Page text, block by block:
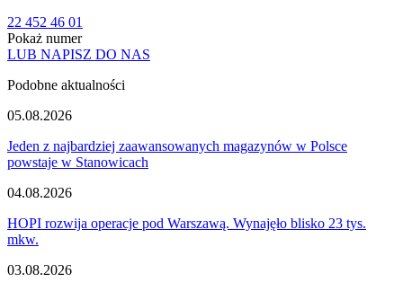
22 452 46 01
Pokaż numer
LUB NAPISZ DO NAS
Podobne aktualności
05.08.2026
Jeden z najbardziej zaawansowanych magazynów w Polsce
powstaje w Stanowicach
04.08.2026
HOPI rozwija operacje pod Warszawą. Wynajęło blisko 23 tys.
mkw.
03.08.2026